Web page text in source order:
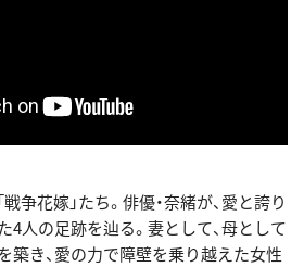
争花嫁」たち。俳優・奈緒が、愛と誇り
4人の足跡を辿る。妻として、母として
き、愛の力で障壁を乗り越えた女性